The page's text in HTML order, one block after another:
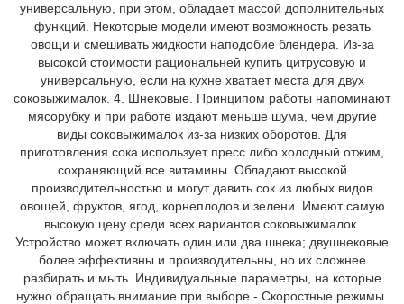
универсальную, при этом, обладает массой дополнительных
функций. Некоторые модели имеют возможность резать
овощи и смешивать жидкости наподобие блендера. Из-за
высокой стоимости рациональней купить цитрусовую и
универсальную, если на кухне хватает места для двух
соковыжималок. 4. Шнековые. Принципом работы напоминают
мясорубку и при работе издают меньше шума, чем другие
виды соковыжималок из-за низких оборотов. Для
приготовления сока использует пресс либо холодный отжим,
сохраняющий все витамины. Обладают высокой
производительностью и могут давить сок из любых видов
овощей, фруктов, ягод, корнеплодов и зелени. Имеют самую
высокую цену среди всех вариантов соковыжималок.
Устройство может включать один или два шнека; двушнековые
более эффективны и производительны, но их сложнее
разбирать и мыть. Индивидуальные параметры, на которые
нужно обращать внимание при выборе - Скоростные режимы.